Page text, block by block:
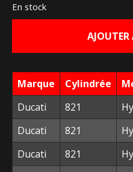
initial
était :
19,95 €.
En stock
Marque Cylindrée
Ducati
821
Ducati
821
Ducati
821